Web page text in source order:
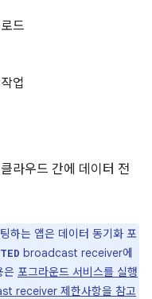
드
업
라우드 간에 데이터 전
하는 앱은 데이터 동기화 포
broadcast receiver에
은 포그라운드 서비스를 실행
receiver 제한사항을 참고